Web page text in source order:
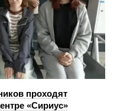
проходят
«Сириус»